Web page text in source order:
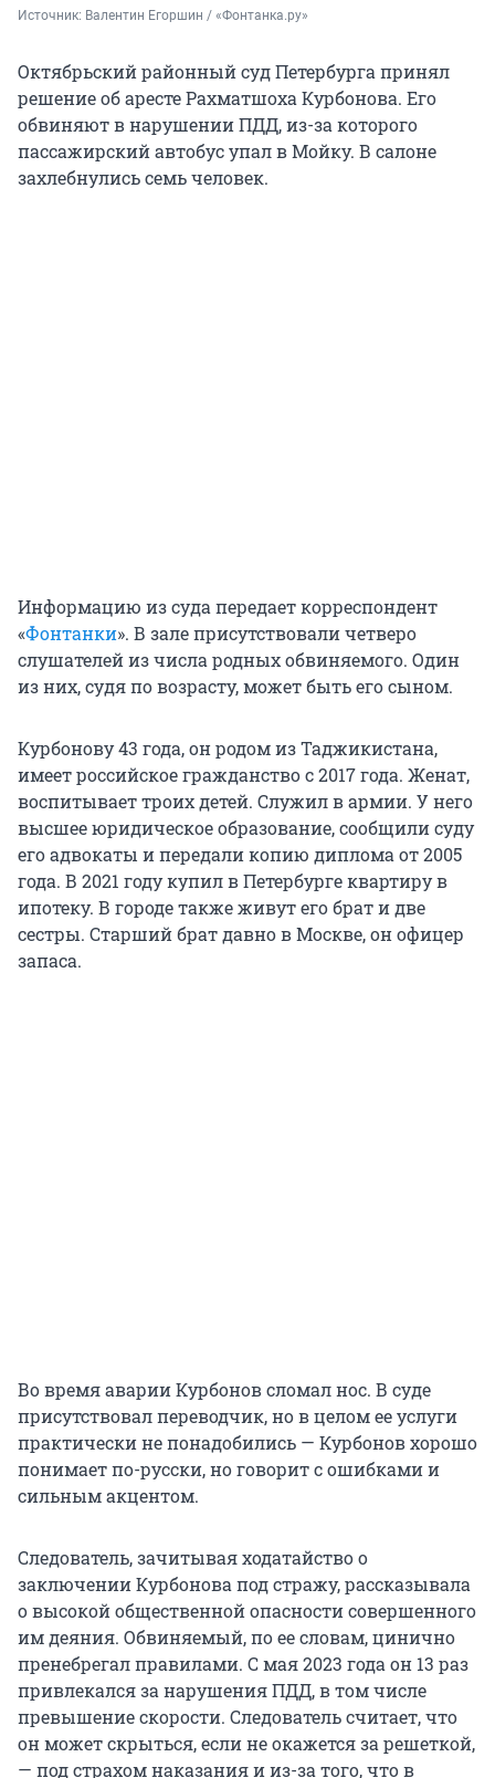
Источник: Валентин Егоршин / «Фонтанка.ру»
Октябрьский районный суд Петербурга принял
решение об аресте Рахматшоха Курбонова. Его
обвиняют в нарушении ПДД, из-за которого
пассажирский автобус упал в Мойку. В салоне
захлебнулись семь человек.
Информацию из суда передает корреспондент
«Фонтанки». В зале присутствовали четверо
слушателей из числа родных обвиняемого. Один
из них, судя по возрасту, может быть его сыном.
Курбонову 43 года, он родом из Таджикистана,
имеет российское гражданство с 2017 года. Женат,
воспитывает троих детей. Служил в армии. У него
высшее юридическое образование, сообщили суду
его адвокаты и передали копию диплома от 2005
года. В 2021 году купил в Петербурге квартиру в
ипотеку. В городе также живут его брат и две
сестры. Старший брат давно в Москве, он офицер
запаса.
Во время аварии Курбонов сломал нос. В суде
присутствовал переводчик, но в целом ее услуги
практически не понадобились — Курбонов хорошо
понимает по-русски, но говорит с ошибками и
сильным акцентом.
Следователь, зачитывая ходатайство о
заключении Курбонова под стражу, рассказывала
о высокой общественной опасности совершенного
им деяния. Обвиняемый, по ее словам, цинично
пренебрегал правилами. С мая 2023 года он 13 раз
привлекался за нарушения ПДД, в том числе
превышение скорости. Следователь считает, что
он может скрыться, если не окажется за решеткой,
— под страхом наказания и из-за того, что в